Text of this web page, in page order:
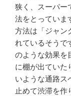
狭く、スーパー
法をとっていま
方法は「ジャン
れているそうで
のような効果を
に棚が出ていた
いような通路ス
止めて渋滞を作